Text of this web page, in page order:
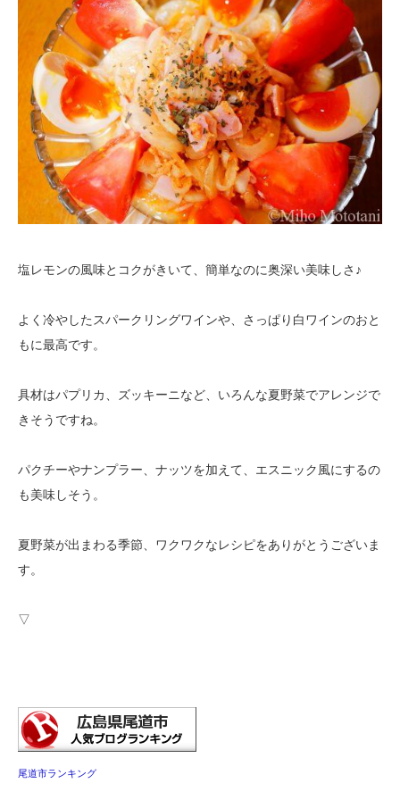
塩レモンの風味とコクがきいて、簡単なのに奥深い美味しさ♪
よく冷やしたスパークリングワインや、さっぱり白ワインのおと
もに最高です。
具材はパプリカ、ズッキーニなど、いろんな夏野菜でアレンジで
きそうですね。
パクチーやナンプラー、ナッツを加えて、エスニック風にするの
も美味しそう。
夏野菜が出まわる季節、ワクワクなレシピをありがとうございま
す。
▽
尾道市ランキング